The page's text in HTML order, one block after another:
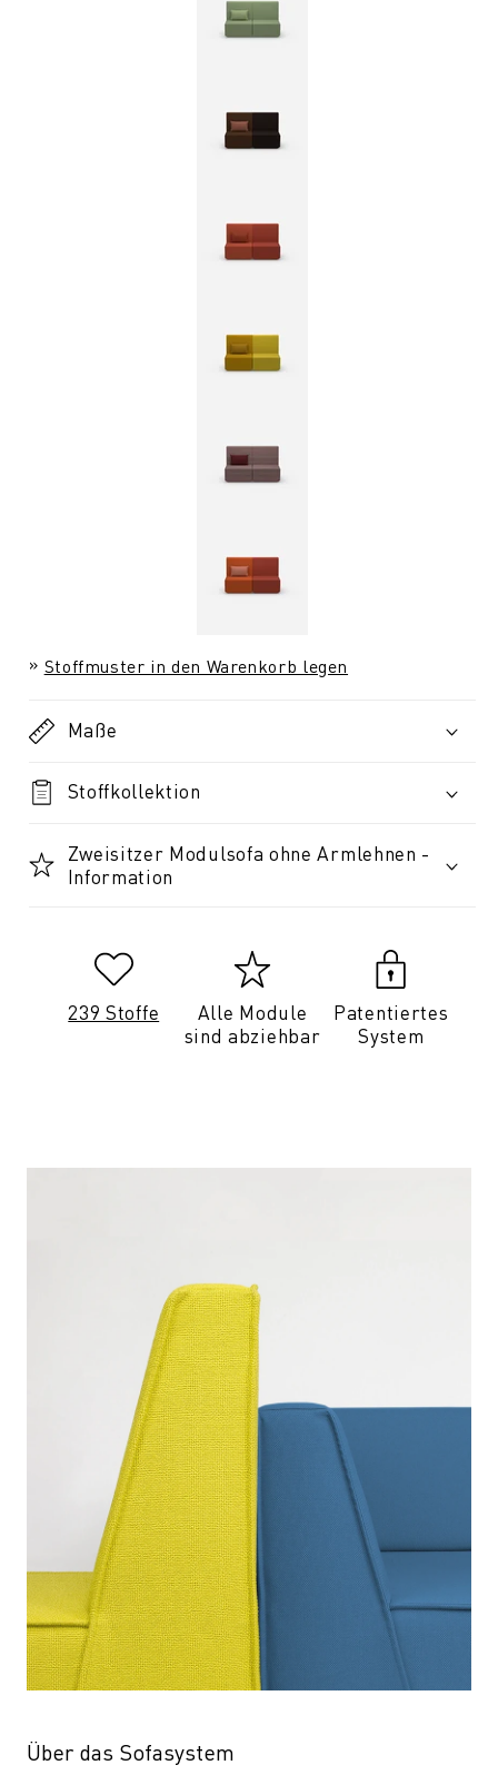
Stoffmuster in den Warenkorb legen
Maße
Stoffkollektion
Zweisitzer Modulsofa ohne Armlehnen -
Information
239 Stoffe
Alle Module
sind abziehbar
Patentiertes
System
Über das Sofasystem